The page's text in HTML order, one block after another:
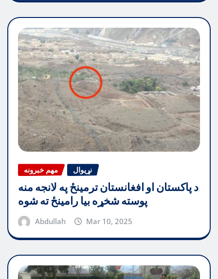
مهم خبرونه نړیوال
د پاکستان او افغانستان ترمینځ په لانجه منه
پوسته شخړه بیا رامینځ ته شوه
Abdullah Mar 10, 2025